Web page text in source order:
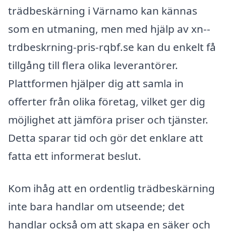
trädbeskärning i Värnamo kan kännas
som en utmaning, men med hjälp av xn--
trdbeskrning-pris-rqbf.se kan du enkelt få
tillgång till flera olika leverantörer.
Plattformen hjälper dig att samla in
offerter från olika företag, vilket ger dig
möjlighet att jämföra priser och tjänster.
Detta sparar tid och gör det enklare att
fatta ett informerat beslut.
Kom ihåg att en ordentlig trädbeskärning
inte bara handlar om utseende; det
handlar också om att skapa en säker och